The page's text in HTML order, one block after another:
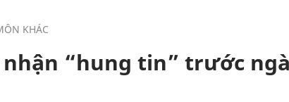
KHÁC
“hung tin” trước